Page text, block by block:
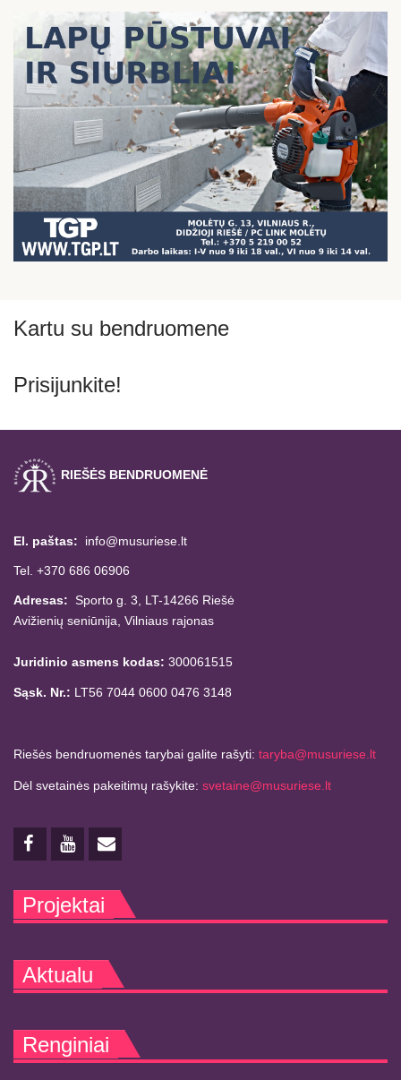
Kartu su bendruomene
Prisijunkite!
RIEŠĖS BENDRUOMENĖ
El. paštas: info@musuriese.lt
Tel. +370 686 06906
Adresas: Sporto g. 3, LT-14266 Riešė
Avižienių seniūnija, Vilniaus rajonas
Juridinio asmens kodas: 300061515
Sąsk. Nr.: LT56 7044 0600 0476 3148
Riešės bendruomenės tarybai galite rašyti: taryba@musuriese.lt
Dėl svetainės pakeitimų rašykite: svetaine@musuriese.lt
Projektai
Aktualu
Renginiai